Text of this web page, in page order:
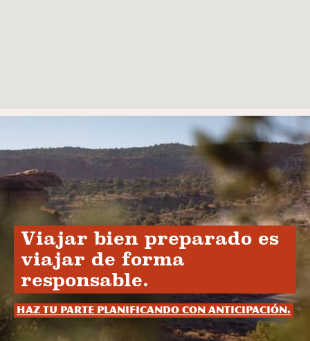
Viajar bien preparado es
viajar de forma
responsable.
Haz tu parte planificando con anticipación.